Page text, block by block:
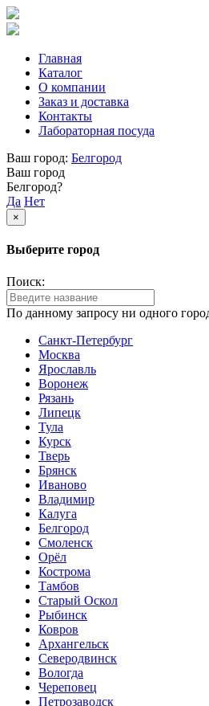
Главная
Каталог
О компании
Заказ и доставка
Контакты
Лабораторная посуда
Ваш город: Белгород
Ваш город
Белгород?
Да Нет
×
Выберите город
Поиск:
По данному запросу ни одного
Санкт-Петербург
Москва
Ярославль
Воронеж
Рязань
Липецк
Тула
Курск
Тверь
Брянск
Иваново
Владимир
Калуга
Белгород
Смоленск
Орёл
Кострома
Тамбов
Старый Оскол
Рыбинск
Ковров
Архангельск
Северодвинск
Вологда
Череповец
Петрозаводск